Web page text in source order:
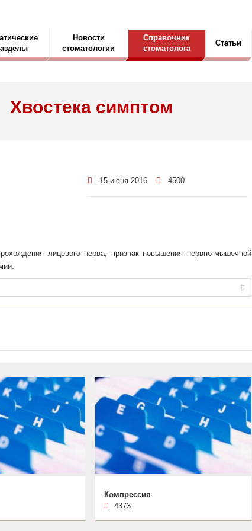
Новости
стоматологии
Справочник
стоматолога
Статьи
Хвостека симптом
15 июня 2016 4500
лицевого нерва; признак повышения нервно-мышечной
Компрессия
4373